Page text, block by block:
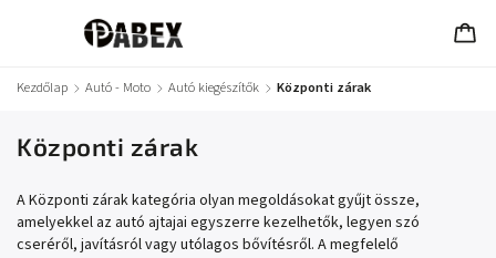
Kezdőlap / Autó - Moto / Autó kiegészítők / Központi zárak
Központi zárak
A Központi zárak kategória olyan megoldásokat gyűjt össze,
amelyekkel az autó ajtajai egyszerre kezelhetők, legyen szó
cseréről, javításról vagy utólagos bővítésről. A megfelelő